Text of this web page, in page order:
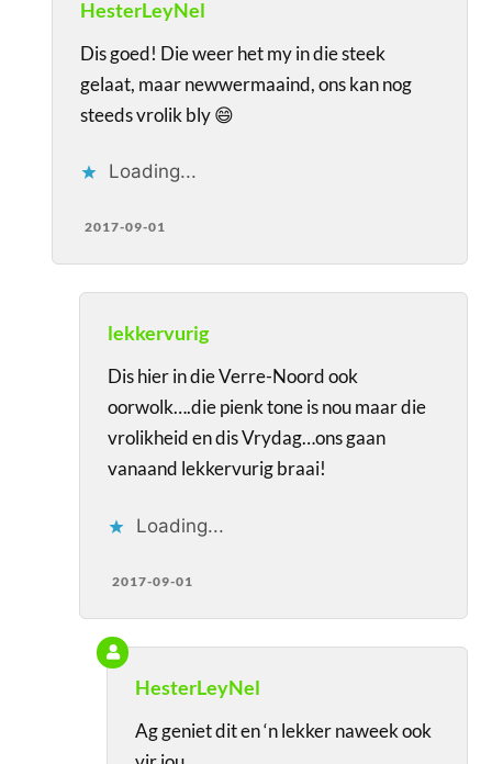
HesterLeyNel
Dis goed! Die weer het my in die steek
gelaat, maar newwermaaind, ons kan nog
steeds vrolik bly 😄
Loading...
2017-09-01
lekkervurig
Dis hier in die Verre-Noord ook
oorwolk….die pienk tone is nou maar die
vrolikheid en dis Vrydag…ons gaan
vanaand lekkervurig braai!
Loading...
2017-09-01
HesterLeyNel
Ag geniet dit en ‘n lekker naweek ook